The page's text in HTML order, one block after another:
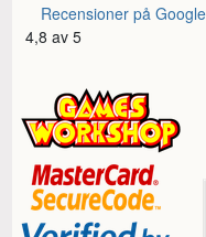
Recensioner på
4,8 av 5